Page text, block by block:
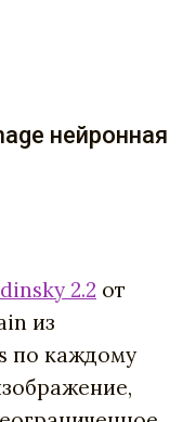
нейронная
2.2 от
из
по каждому